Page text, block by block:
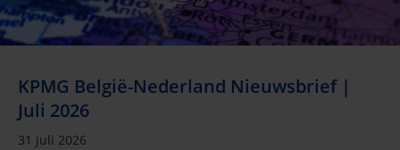
KPMG België-Nederland Nieuwsbrief |
Juli 2026
31 juli 2026